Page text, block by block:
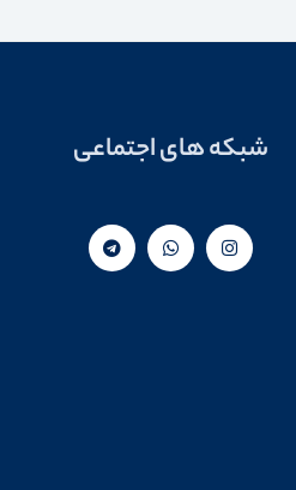
شبکه های اجتماعی